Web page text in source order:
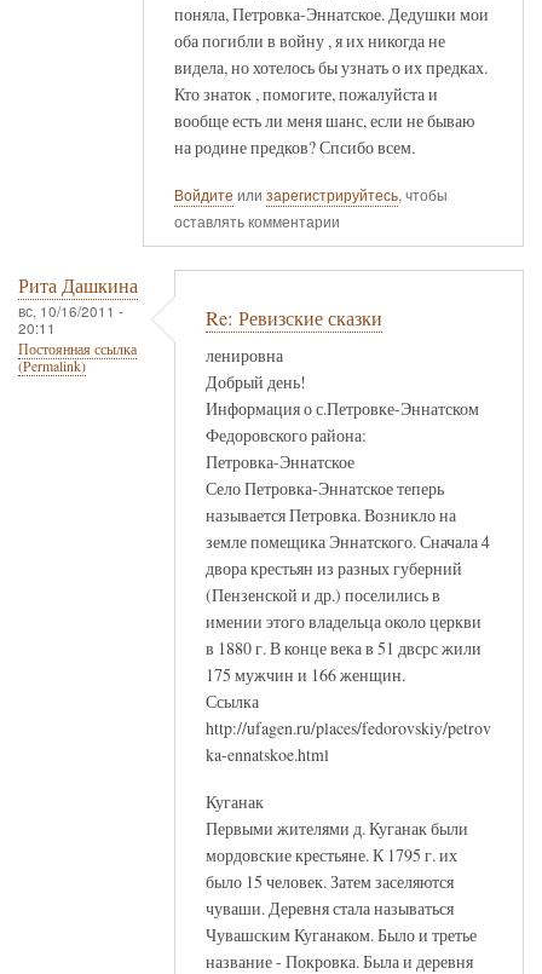
поняла, Петровка-Эннатское. Дедушки мои
оба погибли в войну , я их никогда не
видела, но хотелось бы узнать о их предках.
Кто знаток , помогите, пожалуйста и
вообще есть ли меня шанс, если не бываю
на родине предков? Спсибо всем.
Войдите или зарегистрируйтесь, чтобы
оставлять комментарии
Рита Дашкина
вс, 10/16/2011 -
20:11
Постоянная ссылка
(Permalink)
Re: Ревизские сказки
ленировна
Добрый день!
Информация о с.Петровке-Эннатском
Федоровского района:
Петровка-Эннатское
Село Петровка-Эннатское теперь
называется Петровка. Возникло на
земле помещика Эннатского. Сначала 4
двора крестьян из разных губерний
(Пензенской и др.) поселились в
имении этого владельца около церкви
в 1880 г. В конце века в 51 двсрс жили
175 мужчин и 166 женщин.
Ссылка
http://ufagen.ru/places/fedorovskiy/petrov
ka-ennatskoe.html
Куганак
Первыми жителями д. Куганак были
мордовские крестьяне. К 1795 г. их
было 15 человек. Затем заселяются
чуваши. Деревня стала называться
Чувашским Куганаком. Было и третье
название - Покровка. Была и деревня